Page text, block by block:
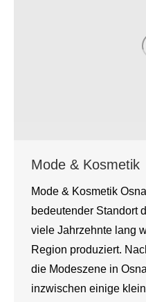
Mode & Kosmetik
Mode & Kosmetik
bedeutender Standort
viele Jahrzehnte lang
Region produziert.
die Modeszene in
inzwischen einige